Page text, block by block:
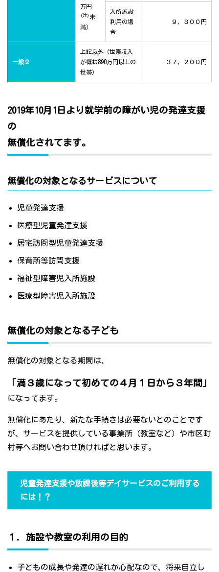
万円
(注) 未
満）
入所施設
利用の場
合
９，３００円
一般２
上記以外（世帯収入
が概ね890万円以上の
世帯）
３７，２００円
2019年10月1日より就学前の障がい児の発達支援
の
無償化されてます。
無償化の対象となるサービスについて
児童発達支援
医療型児童発達支援
居宅訪問型児童発達支援
保育所等訪問支援
福祉型障害児入所施設
医療型障害児入所施設
無償化の対象となる子ども
無償化の対象となる期間は、
「満３歳になって初めての４月１日から３年間」
になってます。
無償化にあたり、新たな手続きは必要ないとのことです
が、サービスを提供している事業所（教室など）や市区町
村等へお問い合わせ頂ければと思います。
児童発達支援や放課後等デイサービスのご利用する
には！？
１．施設や教室の利用の目的
子どもの成長や発達の遅れが心配なので、将来自立し